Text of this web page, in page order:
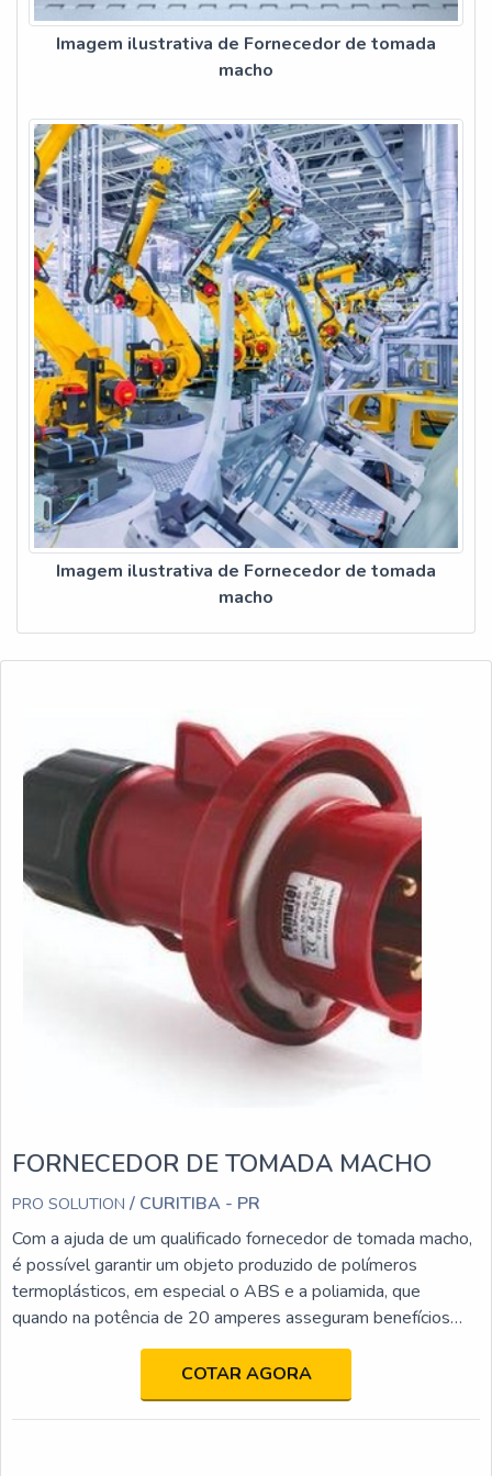
Imagem ilustrativa de Fornecedor de tomada
macho
Imagem ilustrativa de Fornecedor de tomada
macho
FORNECEDOR DE TOMADA MACHO
PRO SOLUTION / CURITIBA - PR
Com a ajuda de um qualificado fornecedor de tomada macho,
é possível garantir um objeto produzido de polímeros
termoplásticos, em especial o ABS e a poliamida, que
quando na potência de 20 amperes asseguram benefícios
incomparáveis.o produto oferece diversas vantagensO
dispositivo, ainda, tem como característica a alta eficiência e
durabilidade, garantindo um aumento da qualidade com
retenção dos custos a médio e longo prazo e, em alguns
COTAR AGORA